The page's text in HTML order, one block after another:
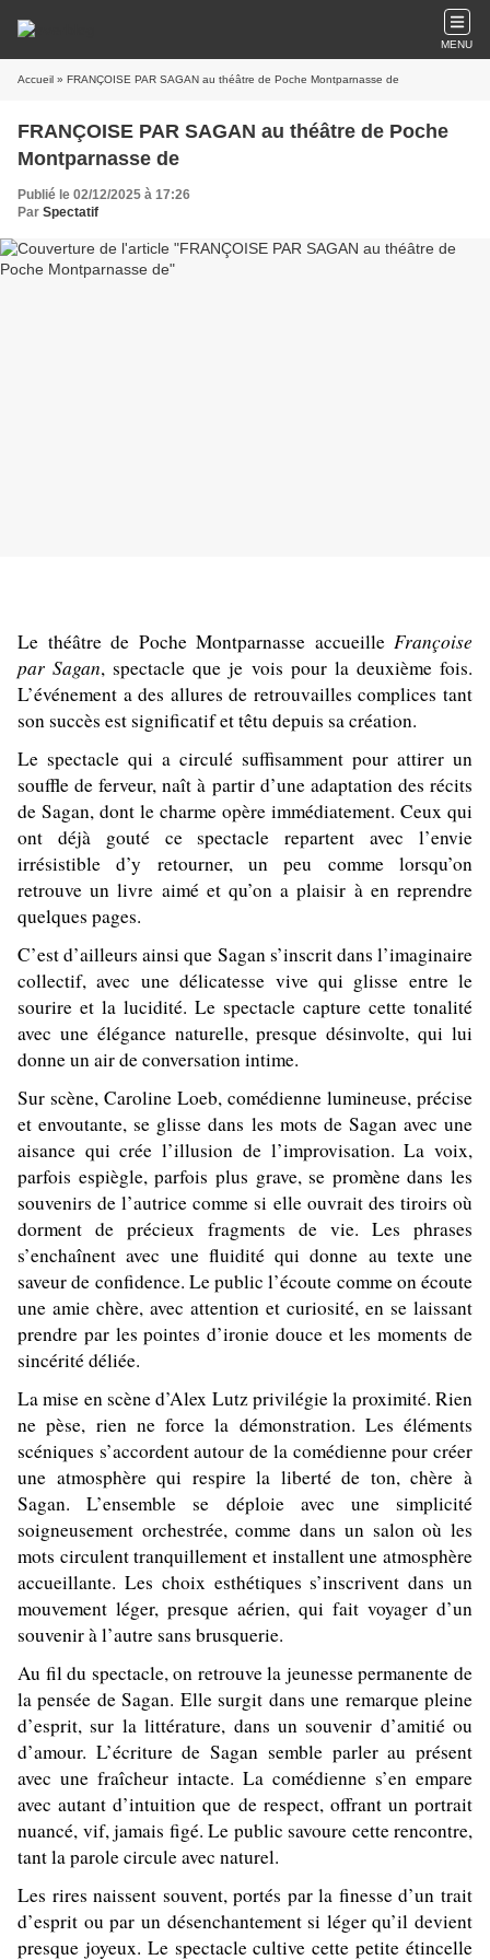
MENU
Accueil » FRANÇOISE PAR SAGAN au théâtre de Poche Montparnasse de
FRANÇOISE PAR SAGAN au théâtre de Poche
Montparnasse de
Publié le 02/12/2025 à 17:26
Par Spectatif
Le théâtre de Poche Montparnasse accueille Françoise
par Sagan, spectacle que je vois pour la deuxième fois.
L’événement a des allures de retrouvailles complices tant
son succès est significatif et têtu depuis sa création.
Le spectacle qui a circulé suffisamment pour attirer un
souffle de ferveur, naît à partir d’une adaptation des récits
de Sagan, dont le charme opère immédiatement. Ceux qui
ont déjà gouté ce spectacle repartent avec l’envie
irrésistible d’y retourner, un peu comme lorsqu’on
retrouve un livre aimé et qu’on a plaisir à en reprendre
quelques pages.
C’est d’ailleurs ainsi que Sagan s’inscrit dans l’imaginaire
collectif, avec une délicatesse vive qui glisse entre le
sourire et la lucidité. Le spectacle capture cette tonalité
avec une élégance naturelle, presque désinvolte, qui lui
donne un air de conversation intime.
Sur scène, Caroline Loeb, comédienne lumineuse, précise
et envoutante, se glisse dans les mots de Sagan avec une
aisance qui crée l’illusion de l’improvisation. La voix,
parfois espiègle, parfois plus grave, se promène dans les
souvenirs de l’autrice comme si elle ouvrait des tiroirs où
dorment de précieux fragments de vie. Les phrases
s’enchaînent avec une fluidité qui donne au texte une
saveur de confidence. Le public l’écoute comme on écoute
une amie chère, avec attention et curiosité, en se laissant
prendre par les pointes d’ironie douce et les moments de
sincérité déliée.
La mise en scène d’Alex Lutz privilégie la proximité. Rien
ne pèse, rien ne force la démonstration. Les éléments
scéniques s’accordent autour de la comédienne pour créer
une atmosphère qui respire la liberté de ton, chère à
Sagan. L’ensemble se déploie avec une simplicité
soigneusement orchestrée, comme dans un salon où les
mots circulent tranquillement et installent une atmosphère
accueillante. Les choix esthétiques s’inscrivent dans un
mouvement léger, presque aérien, qui fait voyager d’un
souvenir à l’autre sans brusquerie.
Au fil du spectacle, on retrouve la jeunesse permanente de
la pensée de Sagan. Elle surgit dans une remarque pleine
d’esprit, sur la littérature, dans un souvenir d’amitié ou
d’amour. L’écriture de Sagan semble parler au présent
avec une fraîcheur intacte. La comédienne s’en empare
avec autant d’intuition que de respect, offrant un portrait
nuancé, vif, jamais figé. Le public savoure cette rencontre,
tant la parole circule avec naturel.
Les rires naissent souvent, portés par la finesse d’un trait
d’esprit ou par un désenchantement si léger qu’il devient
presque joyeux. Le spectacle cultive cette petite étincelle